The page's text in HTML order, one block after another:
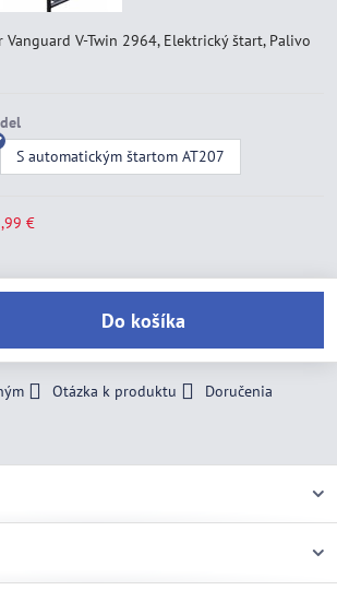
Vanguard V-Twin 2964, Elektrický štart, Palivo
S automatickým štartom AT207
€
Do košíka
Otázka k produktu
Doručenia